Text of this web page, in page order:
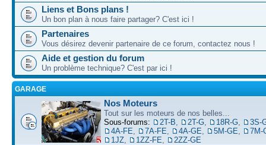
Liens et Bons plans !
Un bon plan à nous faire partager? C'est ici !
Partenaires
Vous désirez devenir partenaire de ce forum, contactez nous !
Aide et gestion du forum
Un problème technique? C'est par ici !
GARAGE
Nos Moteurs
Tout sur les moteurs de nos belles...
Sous-forums:
2T-B 2T-G 18R-G
3S-
4A-FE
7A-FE 4A-GE 5M-GE
7M-
1JZ
1ZZ-FE 2ZZ-GE